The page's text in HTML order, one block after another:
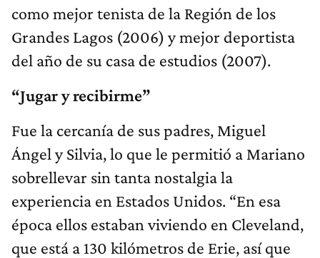
como mejor tenista de la Región de los
Grandes Lagos (2006) y mejor deportista
del año de su casa de estudios (2007).
“Jugar y recibirme”
Fue la cercanía de sus padres, Miguel
Ángel y Silvia, lo que le permitió a Mariano
sobrellevar sin tanta nostalgia la
experiencia en Estados Unidos. “En esa
época ellos estaban viviendo en Cleveland,
que está a 130 kilómetros de Erie, así que